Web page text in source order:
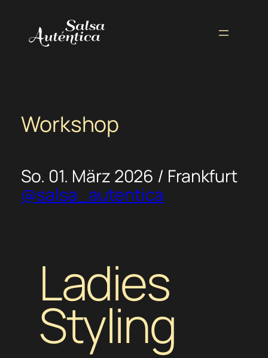
springen
Workshop
So. 01. März 2026 / Frankfurt
@salsa_autentica
Ladies
Styling